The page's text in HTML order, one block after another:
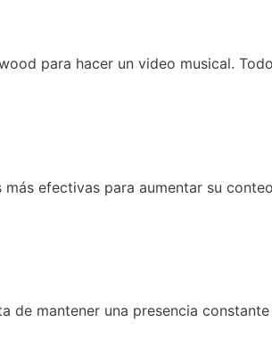
para hacer un video musical.
efectivas para aumentar su
mantener una presencia constante